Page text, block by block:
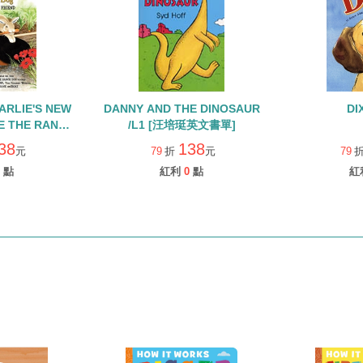
NEW
THE RANCH
級讀本
元
點
DANNY AND THE DINOSAUR
/L1 [汪培珽英文書單]
79 折 138元
紅利 0 點
79
紅